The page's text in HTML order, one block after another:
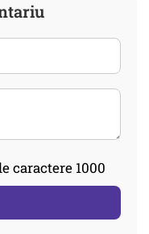
caractere 1000